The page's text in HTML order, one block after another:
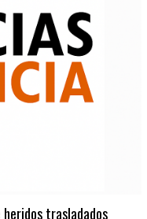
trasladados